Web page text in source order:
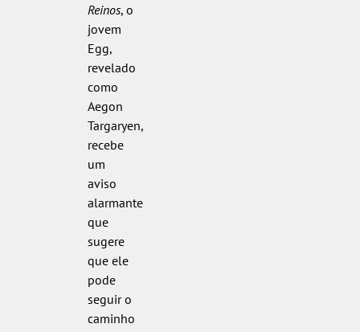
Reinos, o
jovem
Egg,
revelado
como
Aegon
Targaryen,
recebe
um
aviso
alarmante
que
sugere
que ele
pode
seguir o
caminho